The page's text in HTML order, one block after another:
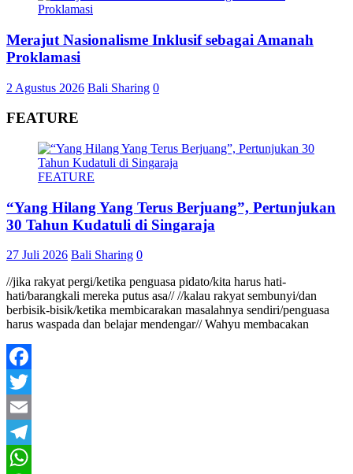
Merajut Nasionalisme Inklusif sebagai Amanah
Proklamasi
2 Agustus 2026 Bali Sharing 0
FEATURE
FEATURE
“Yang Hilang Yang Terus Berjuang”, Pertunjukan
30 Tahun Kudatuli di Singaraja
27 Juli 2026 Bali Sharing 0
//jika rakyat pergi/ketika penguasa pidato/kita harus hati-
hati/barangkali mereka putus asa// //kalau rakyat sembunyi/dan
berbisik-bisik/ketika membicarakan masalahnya sendiri/penguasa
harus waspada dan belajar mendengar// Wahyu membacakan
Facebook
Twitter
Email
Telegram